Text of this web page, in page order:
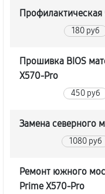
Профилактическая
180 руб
Прошивка BIOS
X570-Pro
450 руб
Замена северного
1080 руб
Ремонт южного
Prime X570-Pro